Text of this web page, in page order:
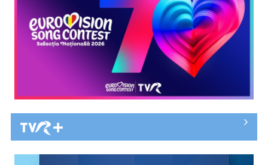
(P) Nouă eră a spațiilor exterioare: ce caută europenii când